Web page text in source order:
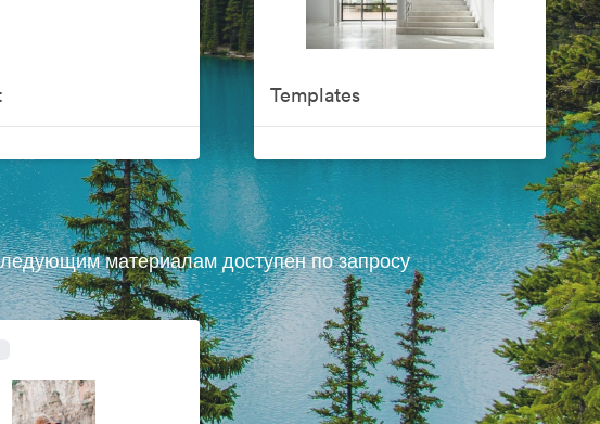
Templates
материалам доступен по запросу